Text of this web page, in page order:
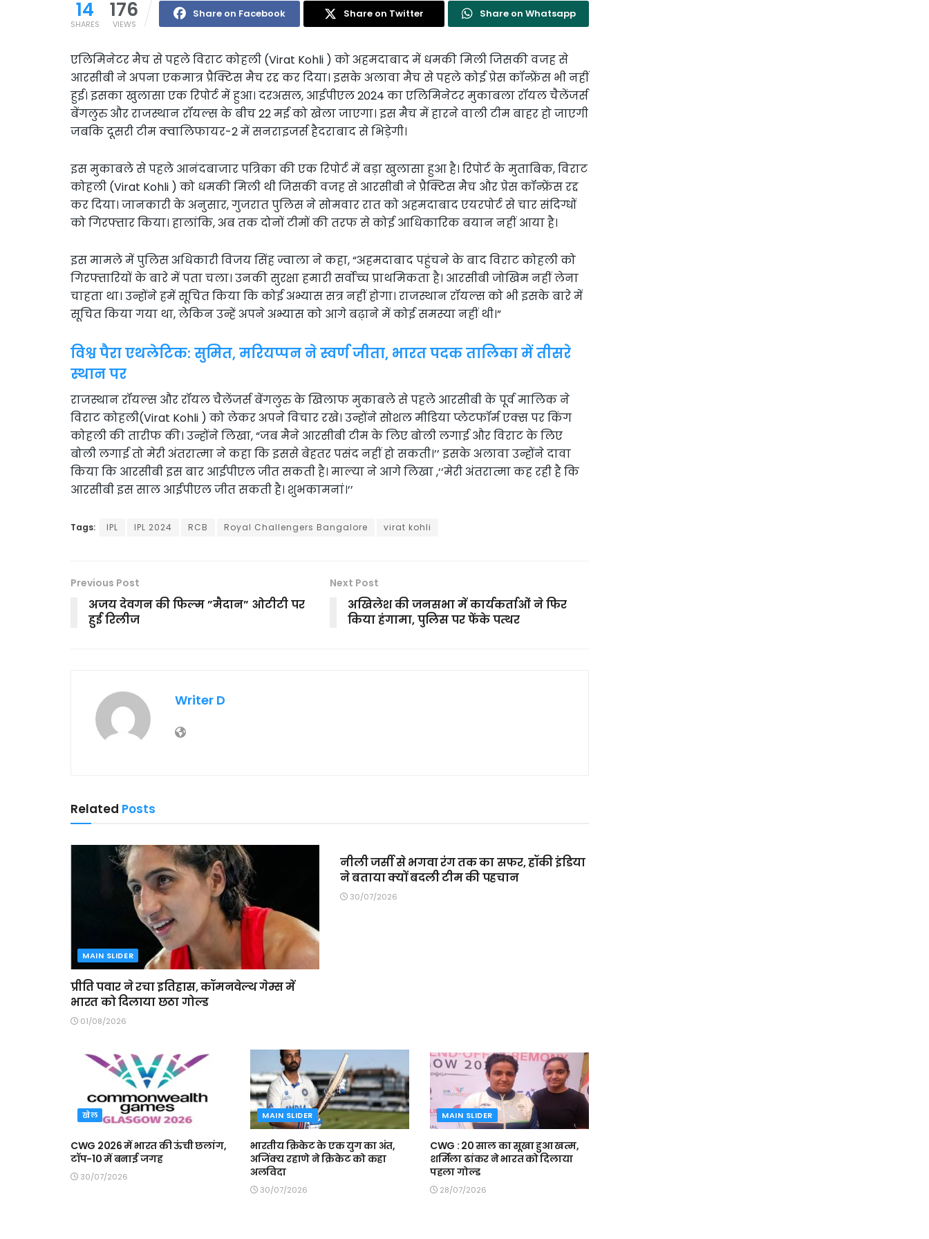
14
SHARES
176
VIEWS
Share on Facebook Share on Twitter Share on Whatsapp
एलिमिनेटर मैच से पहले विराट कोहली (Virat Kohli ) को अहमदाबाद में धमकी मिली जिसकी वजह से
आरसीबी ने अपना एकमात्र प्रैक्टिस मैच रद्द कर दिया। इसके अलावा मैच से पहले कोई प्रेस कॉन्फ्रेंस भी नहीं
हुई। इसका खुलासा एक रिपोर्ट में हुआ। दरअसल, आईपीएल 2024 का एलिमिनेटर मुकाबला रॉयल चैलेंजर्स
बेंगलुरु और राजस्थान रॉयल्स के बीच 22 मई को खेला जाएगा। इस मैच में हारने वाली टीम बाहर हो जाएगी
जबकि दूसरी टीम क्वालिफायर-2 में सनराइजर्स हैदराबाद से भिड़ेगी।
इस मुकाबले से पहले आनंदबाजार पत्रिका की एक रिपोर्ट में बड़ा खुलासा हुआ है। रिपोर्ट के मुताबिक, विराट
कोहली (Virat Kohli ) को धमकी मिली थी जिसकी वजह से आरसीबी ने प्रैक्टिस मैच और प्रेस कॉन्फ्रेंस रद्द
कर दिया। जानकारी के अनुसार, गुजरात पुलिस ने सोमवार रात को अहमदाबाद एयरपोर्ट से चार संदिग्धों
को गिरफ्तार किया। हालांकि, अब तक दोनों टीमों की तरफ से कोई आधिकारिक बयान नहीं आया है।
इस मामले में पुलिस अधिकारी विजय सिंह ज्वाला ने कहा, “अहमदाबाद पहुंचने के बाद विराट कोहली को
गिरफ्तारियों के बारे में पता चला। उनकी सुरक्षा हमारी सर्वोच्च प्राथमिकता है। आरसीबी जोखिम नहीं लेना
चाहता था। उन्होंने हमें सूचित किया कि कोई अभ्यास सत्र नहीं होगा। राजस्थान रॉयल्स को भी इसके बारे में
सूचित किया गया था, लेकिन उन्हें अपने अभ्यास को आगे बढ़ाने में कोई समस्या नहीं थी।”
विश्व पैरा एथलेटिक: सुमित, मरियप्पन ने स्वर्ण जीता, भारत पदक तालिका में तीसरे
स्थान पर
राजस्थान रॉयल्स और रॉयल चैलेंजर्स बेंगलुरु के खिलाफ मुकाबले से पहले आरसीबी के पूर्व मालिक ने
विराट कोहली(Virat Kohli ) को लेकर अपने विचार रखे। उन्होंने सोशल मीडिया प्लेटफॉर्म एक्स पर किंग
कोहली की तारीफ की। उन्होंने लिखा, “जब मैने आरसीबी टीम के लिए बोली लगाई और विराट के लिए
बोली लगाई तो मेरी अंतरात्मा ने कहा कि इससे बेहतर पसंद नहीं हो सकती।’’ इसके अलावा उन्होंने दावा
किया कि आरसीबी इस बार आईपीएल जीत सकती है। माल्या ने आगे लिखा ,‘‘मेरी अंतरात्मा कह रही है कि
आरसीबी इस साल आईपीएल जीत सकती है। शुभकामनां।’’
Tags: IPL IPL 2024 RCB Royal Challengers Bangalore virat kohli
Previous Post
अजय देवगन की फिल्म ”मैदान” ओटीटी पर
हुई रिलीज
Next Post
अखिलेश की जनसभा में कार्यकर्ताओं ने फिर
किया हंगामा, पुलिस पर फेंके पत्थर
Writer D
Related Posts
MAIN SLIDER
प्रीति पवार ने रचा इतिहास, कॉमनवेल्थ गेम्स में
भारत को दिलाया छठा गोल्ड
01/08/2026
नीली जर्सी से भगवा रंग तक का सफर, हॉकी इंडिया
ने बताया क्यों बदली टीम की पहचान
30/07/2026
खेल
CWG 2026 में भारत की ऊंची छलांग,
टॉप-10 में बनाई जगह
30/07/2026
MAIN SLIDER
भारतीय क्रिकेट के एक युग का अंत,
अजिंक्य रहाणे ने क्रिकेट को कहा
अलविदा
30/07/2026
MAIN SLIDER
CWG : 20 साल का सूखा हुआ खत्म,
शर्मिला ढांकर ने भारत को दिलाया
पहला गोल्ड
28/07/2026